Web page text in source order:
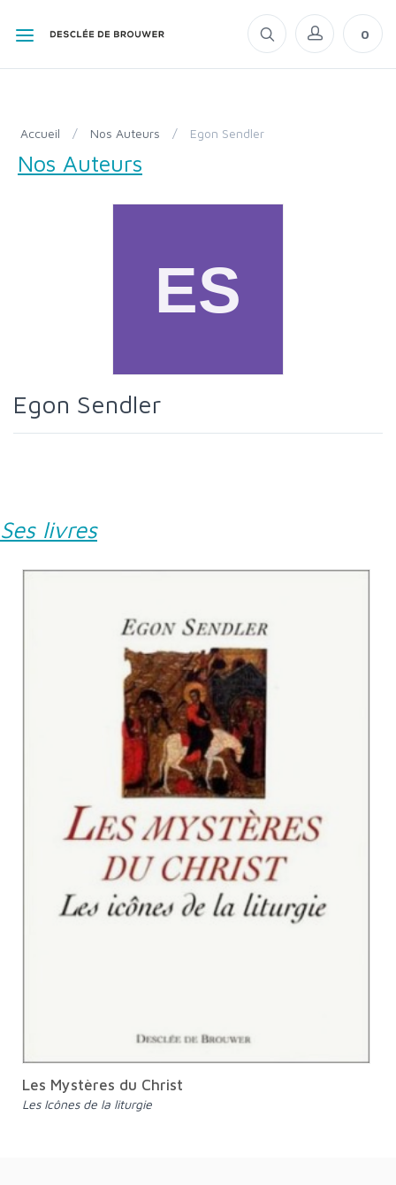
0
Accueil / Nos Auteurs / Egon Sendler
Nos Auteurs
Egon Sendler
Ses livres
Les Mystères du Christ
Les Icônes de la liturgie